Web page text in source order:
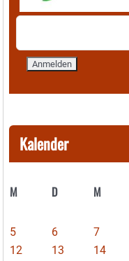
Kalender
M D M
5
6 7
12
13 14